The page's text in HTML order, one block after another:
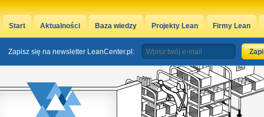
Start Aktualności Baza wiedzy Projekty Lean Firmy Lean
Zapisz się na newsletter LeanCenter.pl: